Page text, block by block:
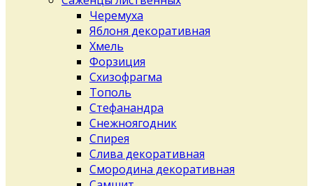
Черемуха
Яблоня декоративная
Хмель
Форзиция
Схизофрагма
Тополь
Стефанандра
Снежноягодник
Спирея
Слива декоративная
Смородина декоративная